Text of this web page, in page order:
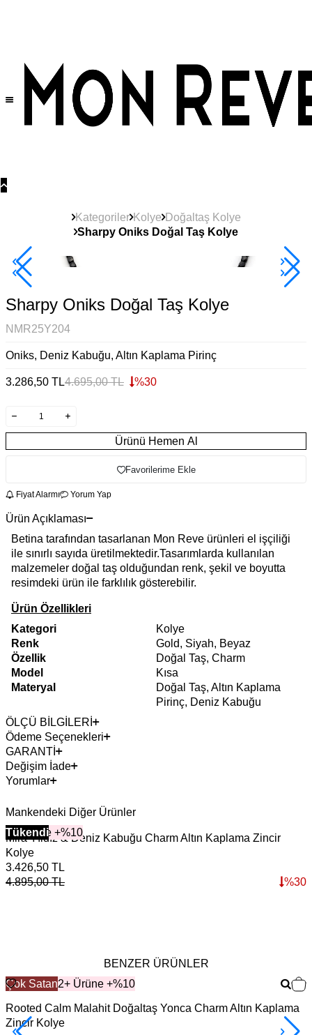
Kategoriler Kolye Doğaltaş Kolye
Sharpy Oniks Doğal Taş Kolye
2+ Ürüne +%10
Sharpy Oniks Doğal Taş Kolye
NMR25Y204
Oniks, Deniz Kabuğu, Altın Kaplama Pirinç
3.286,50 TL4.695,00TL %30
Ürünü Hemen Al
Favorilerime Ekle
Fiyat Alarmı Yorum Yap
Ürün Açıklaması
Betina tarafından tasarlanan Mon Reve ürünleri el işçiliği
ile sınırlı sayıda üretilmektedir.Tasarımlarda kullanılan
malzemeler doğal taş olduğundan renk, şekil ve boyutta
resimdeki ürün ile farklılık gösterebilir.
Ürün Özellikleri
Kategori
Kolye
Renk
Gold, Siyah, Beyaz
Özellik
Doğal Taş, Charm
Model
Kısa
Materyal
Doğal Taş, Altın Kaplama
Pirinç, Deniz Kabuğu
ÖLÇÜ BİLGİLERİ
Ödeme Seçenekleri
GARANTİ
Değişim İade
Yorumlar
Mankendeki Diğer Ürünler
2+ Ürüne +%10
Tükendi
Mira Yıldız & Deniz Kabuğu Charm Altın Kaplama Zincir
Kolye
3.426,50 TL
4.895,00TL %30
BENZER ÜRÜNLER
Çok Satan2+ Ürüne +%10
Rooted Calm Malahit Doğaltaş Yonca Charm Altın Kaplama
Zincir Kolye